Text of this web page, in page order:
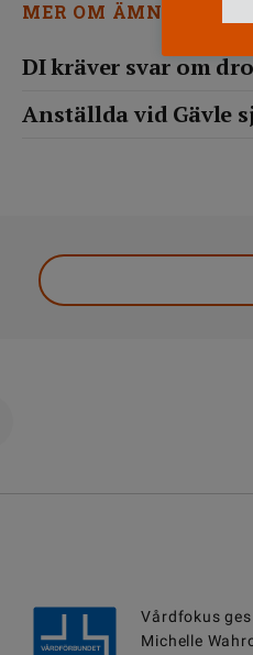
MER OM ÄMNET
DI kräver svar om
Anställda vid Gävle
Vårdfokus
Michelle